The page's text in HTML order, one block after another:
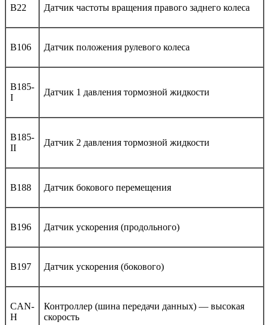
B22 Датчик частоты вращения правого заднего колеса
B106 Датчик положения рулевого колеса
B185-
I
Датчик 1 давления тормозной жидкости
B185-
II
Датчик 2 давления тормозной жидкости
B188 Датчик бокового перемещения
B196 Датчик ускорения (продольного)
B197 Датчик ускорения (бокового)
CAN-
H
Контроллер (шина передачи данных) — высокая
скорость